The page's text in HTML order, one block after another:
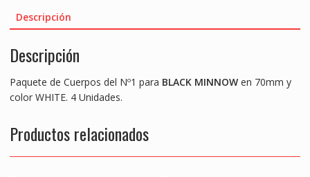
e
b
o
o
k
itt
er l s
p
p
e
g
e
Descripción
Descripción
Paquete de Cuerpos del Nº1 para BLACK MINNOWen 70mm y
color WHITE. 4 Unidades.
Productos relacionados